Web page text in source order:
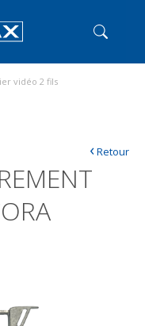
vidéo 2 fils
‹Retour